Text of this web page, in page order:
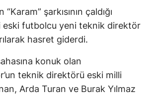
“Karam” şarkısının çaldığı
eski futbolcu yeni teknik direktör
hasret giderdi.
konuk olan
teknik direktörü eski milli
Arda Turan ve Burak Yılmaz